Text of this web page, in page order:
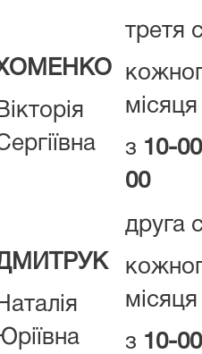
третя
місяця
з 10-
00
друга
місяця
з 10-